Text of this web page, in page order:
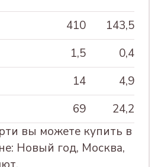
ФРУКТЫ
500г
ОРЕХИ
500г
410
143,5
1,5
0,4
14
4,9
69
24,2
вы можете купить в
Новый год, Москва,